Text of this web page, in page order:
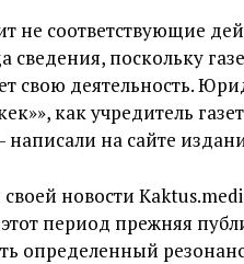
не соответствующие
поскольку
свою деятельность.
как учредитель
написали на сайте
новости
период прежняя
определенный